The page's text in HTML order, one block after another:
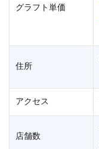
グラフト単価
住所
アクセス
店舗数